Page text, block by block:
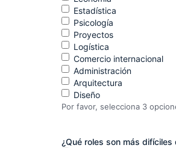
Estadística
Psicología
Proyectos
Logística
Comercio internacional
Administración
Arquitectura
Diseño
Por favor, selecciona 3
¿Qué roles son más difíciles